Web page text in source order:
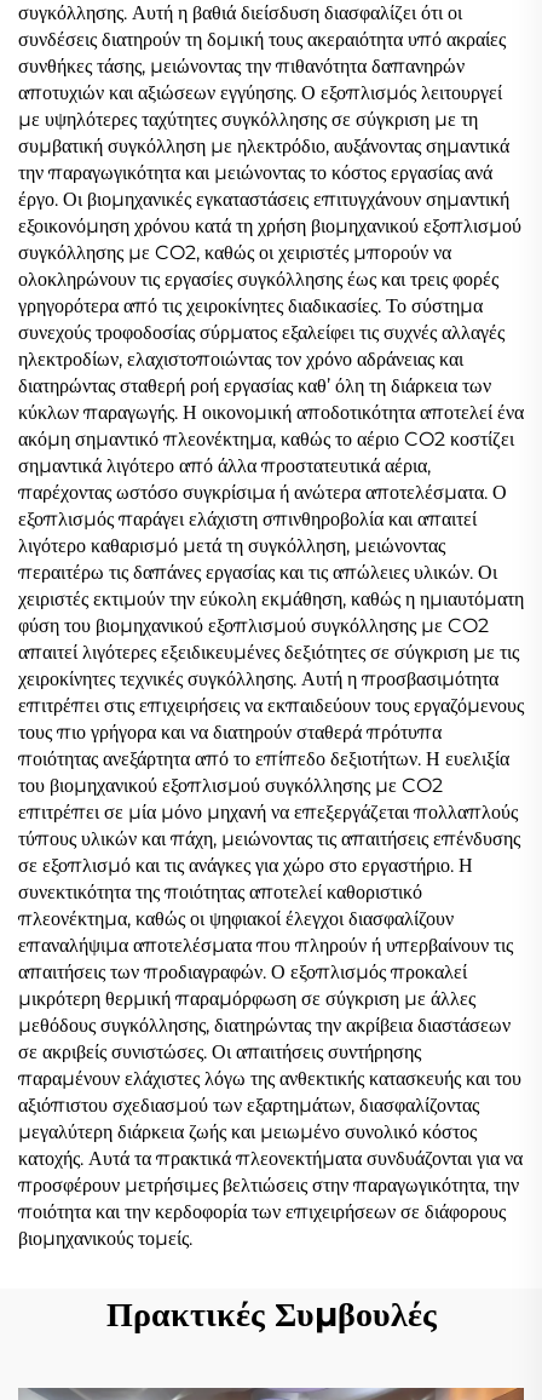
συγκόλλησης. Αυτή η βαθιά διείσδυση διασφαλίζει ότι οι
συνδέσεις διατηρούν τη δομική τους ακεραιότητα υπό ακραίες
συνθήκες τάσης, μειώνοντας την πιθανότητα δαπανηρών
αποτυχιών και αξιώσεων εγγύησης. Ο εξοπλισμός λειτουργεί
με υψηλότερες ταχύτητες συγκόλλησης σε σύγκριση με τη
συμβατική συγκόλληση με ηλεκτρόδιο, αυξάνοντας σημαντικά
την παραγωγικότητα και μειώνοντας το κόστος εργασίας ανά
έργο. Οι βιομηχανικές εγκαταστάσεις επιτυγχάνουν σημαντική
εξοικονόμηση χρόνου κατά τη χρήση βιομηχανικού εξοπλισμού
συγκόλλησης με CO2, καθώς οι χειριστές μπορούν να
ολοκληρώνουν τις εργασίες συγκόλλησης έως και τρεις φορές
γρηγορότερα από τις χειροκίνητες διαδικασίες. Το σύστημα
συνεχούς τροφοδοσίας σύρματος εξαλείφει τις συχνές αλλαγές
ηλεκτροδίων, ελαχιστοποιώντας τον χρόνο αδράνειας και
διατηρώντας σταθερή ροή εργασίας καθ’ όλη τη διάρκεια των
κύκλων παραγωγής. Η οικονομική αποδοτικότητα αποτελεί ένα
ακόμη σημαντικό πλεονέκτημα, καθώς το αέριο CO2 κοστίζει
σημαντικά λιγότερο από άλλα προστατευτικά αέρια,
παρέχοντας ωστόσο συγκρίσιμα ή ανώτερα αποτελέσματα. Ο
εξοπλισμός παράγει ελάχιστη σπινθηροβολία και απαιτεί
λιγότερο καθαρισμό μετά τη συγκόλληση, μειώνοντας
περαιτέρω τις δαπάνες εργασίας και τις απώλειες υλικών. Οι
χειριστές εκτιμούν την εύκολη εκμάθηση, καθώς η ημιαυτόματη
φύση του βιομηχανικού εξοπλισμού συγκόλλησης με CO2
απαιτεί λιγότερες εξειδικευμένες δεξιότητες σε σύγκριση με τις
χειροκίνητες τεχνικές συγκόλλησης. Αυτή η προσβασιμότητα
επιτρέπει στις επιχειρήσεις να εκπαιδεύουν τους εργαζόμενους
τους πιο γρήγορα και να διατηρούν σταθερά πρότυπα
ποιότητας ανεξάρτητα από το επίπεδο δεξιοτήτων. Η ευελιξία
του βιομηχανικού εξοπλισμού συγκόλλησης με CO2
επιτρέπει σε μία μόνο μηχανή να επεξεργάζεται πολλαπλούς
τύπους υλικών και πάχη, μειώνοντας τις απαιτήσεις επένδυσης
σε εξοπλισμό και τις ανάγκες για χώρο στο εργαστήριο. Η
συνεκτικότητα της ποιότητας αποτελεί καθοριστικό
πλεονέκτημα, καθώς οι ψηφιακοί έλεγχοι διασφαλίζουν
επαναλήψιμα αποτελέσματα που πληρούν ή υπερβαίνουν τις
απαιτήσεις των προδιαγραφών. Ο εξοπλισμός προκαλεί
μικρότερη θερμική παραμόρφωση σε σύγκριση με άλλες
μεθόδους συγκόλλησης, διατηρώντας την ακρίβεια διαστάσεων
σε ακριβείς συνιστώσες. Οι απαιτήσεις συντήρησης
παραμένουν ελάχιστες λόγω της ανθεκτικής κατασκευής και του
αξιόπιστου σχεδιασμού των εξαρτημάτων, διασφαλίζοντας
μεγαλύτερη διάρκεια ζωής και μειωμένο συνολικό κόστος
κατοχής. Αυτά τα πρακτικά πλεονεκτήματα συνδυάζονται για να
προσφέρουν μετρήσιμες βελτιώσεις στην παραγωγικότητα, την
ποιότητα και την κερδοφορία των επιχειρήσεων σε διάφορους
βιομηχανικούς τομείς.
Πρακτικές Συμβουλές